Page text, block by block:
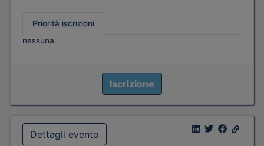
Priorità iscrizioni
nessuna
Iscrizione
Dettagli evento